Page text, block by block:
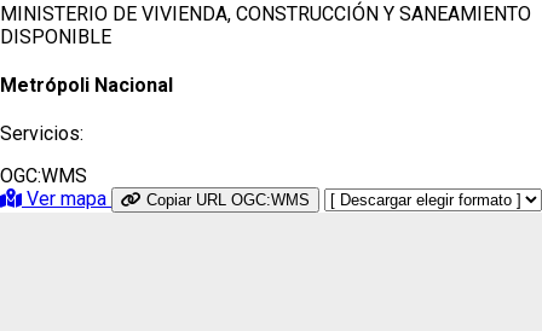
MINISTERIO DE VIVIENDA, CONSTRUCCIÓN Y SANEAMIENTO
DISPONIBLE
Metrópoli Nacional
Servicios:
OGC:WMS
Ver mapa
Copiar URL OGC:WMS